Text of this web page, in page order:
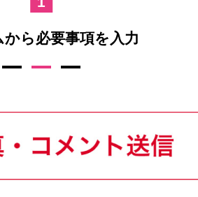
から必要事項を入力